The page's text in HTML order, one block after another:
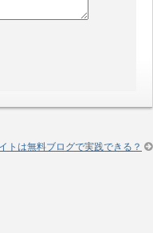
トは無料ブログで実践できる？